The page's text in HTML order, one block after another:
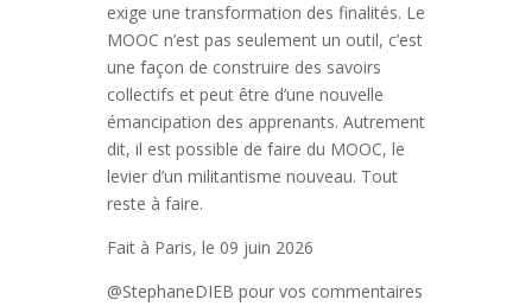
exige une transformation des finalités. Le
MOOC n’est pas seulement un outil, c’est
une façon de construire des savoirs
collectifs et peut être d’une nouvelle
émancipation des apprenants. Autrement
dit, il est possible de faire du MOOC, le
levier d’un militantisme nouveau. Tout
reste à faire.
Fait à Paris, le 09 juin 2026
@StephaneDIEB pour vos commentaires